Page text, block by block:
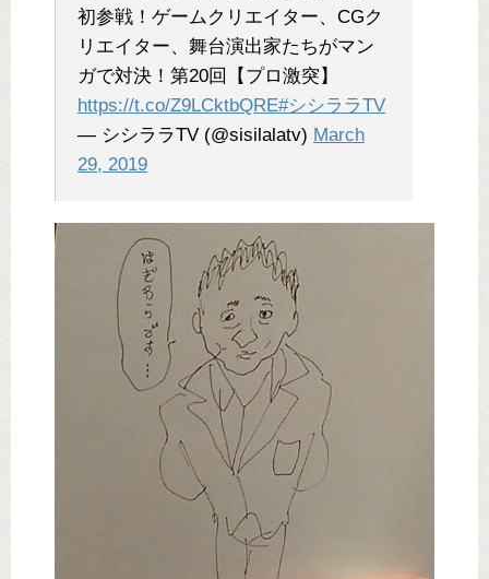
初参戦！ゲームクリエイター、CGク
リエイター、舞台演出家たちがマン
ガで対決！第20回【プロ激突】
https://t.co/Z9LCktbQRE#シシララTV
— シシララTV (@sisilalatv) March
29, 2019